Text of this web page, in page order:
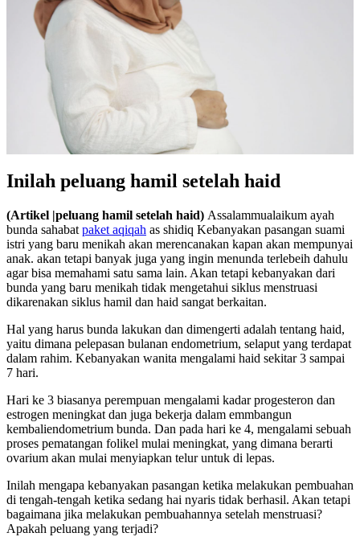
Inilah peluang hamil setelah haid
(Artikel |peluang hamil setelah haid) Assalammualaikum ayah
bunda sahabat paket aqiqah as shidiq Kebanyakan pasangan suami
istri yang baru menikah akan merencanakan kapan akan mempunyai
anak. akan tetapi banyak juga yang ingin menunda terlebeih dahulu
agar bisa memahami satu sama lain. Akan tetapi kebanyakan dari
bunda yang baru menikah tidak mengetahui siklus menstruasi
dikarenakan siklus hamil dan haid sangat berkaitan.
Hal yang harus bunda lakukan dan dimengerti adalah tentang haid,
yaitu dimana pelepasan bulanan endometrium, selaput yang terdapat
dalam rahim. Kebanyakan wanita mengalami haid sekitar 3 sampai
7 hari.
Hari ke 3 biasanya perempuan mengalami kadar progesteron dan
estrogen meningkat dan juga bekerja dalam emmbangun
kembaliendometrium bunda. Dan pada hari ke 4, mengalami sebuah
proses pematangan folikel mulai meningkat, yang dimana berarti
ovarium akan mulai menyiapkan telur untuk di lepas.
Inilah mengapa kebanyakan pasangan ketika melakukan pembuahan
di tengah-tengah ketika sedang hai nyaris tidak berhasil. Akan tetapi
bagaimana jika melakukan pembuahannya setelah menstruasi?
Apakah peluang yang terjadi?